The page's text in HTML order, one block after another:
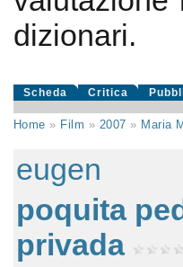
dizionari.
Scheda Critica
Home » Film » 2007 » Maria
eugen
poquita
privada